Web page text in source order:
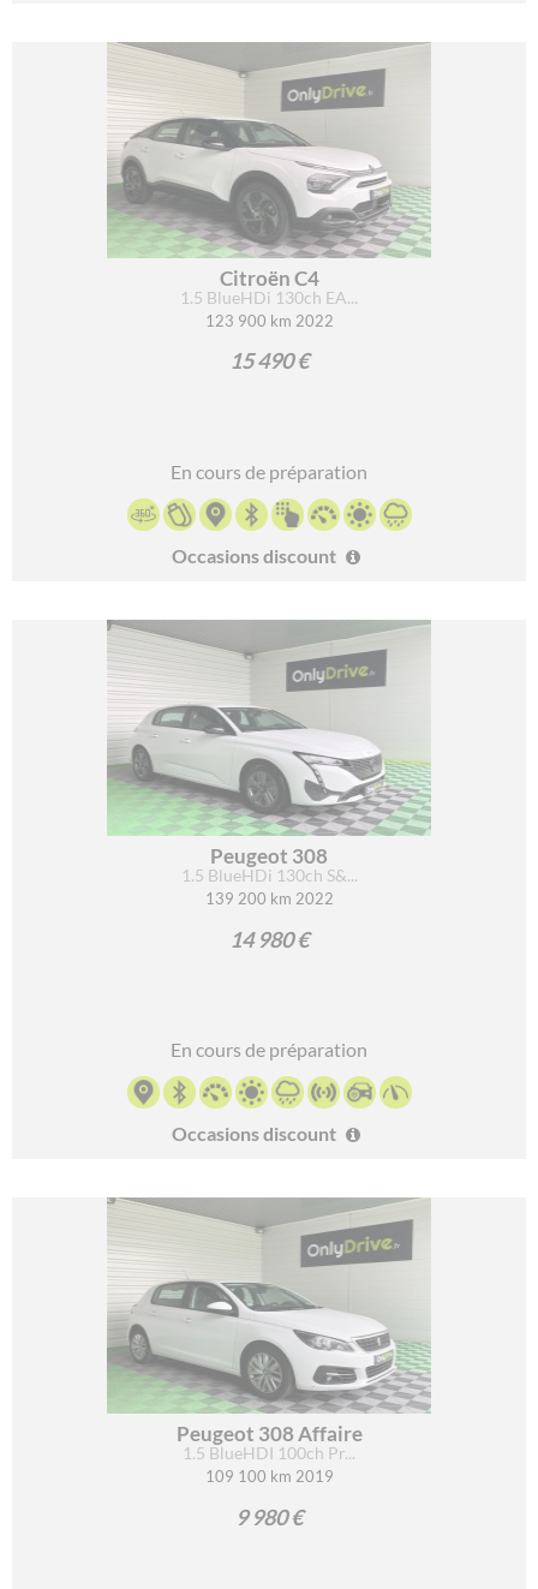
Citroën C4
1.5 BlueHDi 130ch EA...
123 900 km 2022
15 490 €
En cours de préparation
Occasions discount
Peugeot 308
1.5 BlueHDi 130ch S&...
139 200 km 2022
14 980 €
En cours de préparation
Occasions discount
Peugeot 308 Affaire
1.5 BlueHDI 100ch Pr...
109 100 km 2019
9 980 €